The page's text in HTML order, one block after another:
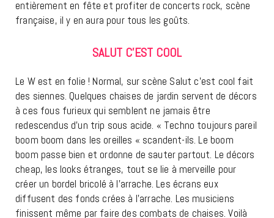
entièrement en fête et profiter de concerts rock, scène
française, il y en aura pour tous les goûts.
SALUT C’EST COOL
Le W est en folie ! Normal, sur scène Salut c’est cool fait
des siennes. Quelques chaises de jardin servent de décors
à ces fous furieux qui semblent ne jamais être
redescendus d’un trip sous acide. « Techno toujours pareil
boom boom dans les oreilles « scandent-ils. Le boom
boom passe bien et ordonne de sauter partout. Le décors
cheap, les looks étranges, tout se lie à merveille pour
créer un bordel bricolé à l’arrache. Les écrans eux
diffusent des fonds crées à l’arrache. Les musiciens
finissent même par faire des combats de chaises. Voilà